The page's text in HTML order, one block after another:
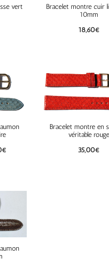
vert
Bracelet montre cuir
10mm
18,60€
€
Bracelet montre en
véritable rouge
35,00€